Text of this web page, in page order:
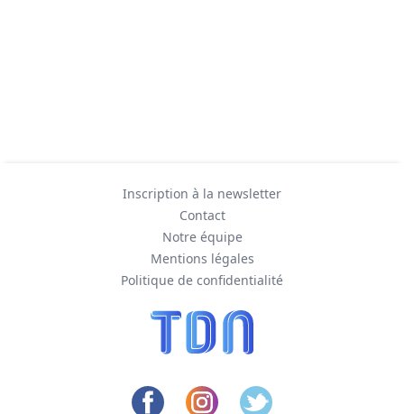
Inscription à la newsletter
Contact
Notre équipe
Mentions légales
Politique de confidentialité